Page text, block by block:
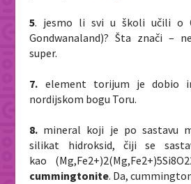
5. jesmo li svi u školi učili o
Gondwanaland)? Šta znači –
super.
7. element torijum je dobio
nordijskom bogu Toru.
8. mineral koji je po sastavu
silikat hidroksid, čiji se
kao (Mg,Fe2+)2(Mg,Fe2+)5Si8O
cummingtonite. Da,